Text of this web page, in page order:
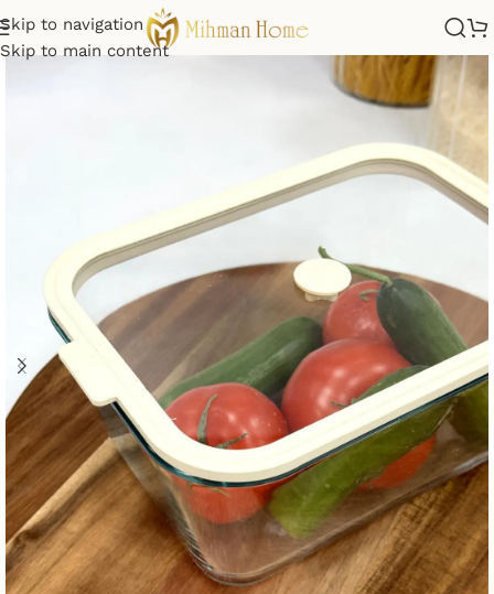
Skip to navigation
Skip to main content